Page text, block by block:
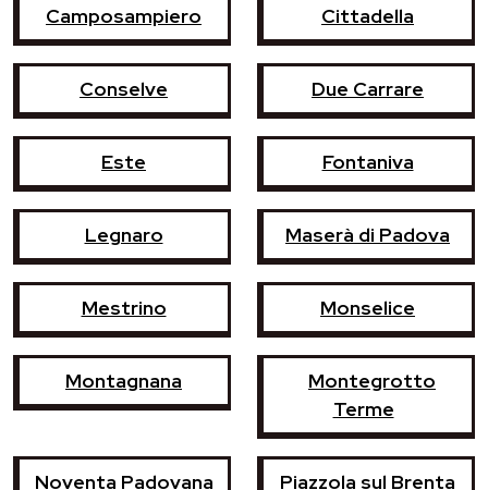
Camposampiero Cittadella
Conselve Due Carrare
Este Fontaniva
Legnaro Maserà di Padova
Mestrino Monselice
Montagnana
Montegrotto
Terme
Noventa Padovana Piazzola sul Brenta